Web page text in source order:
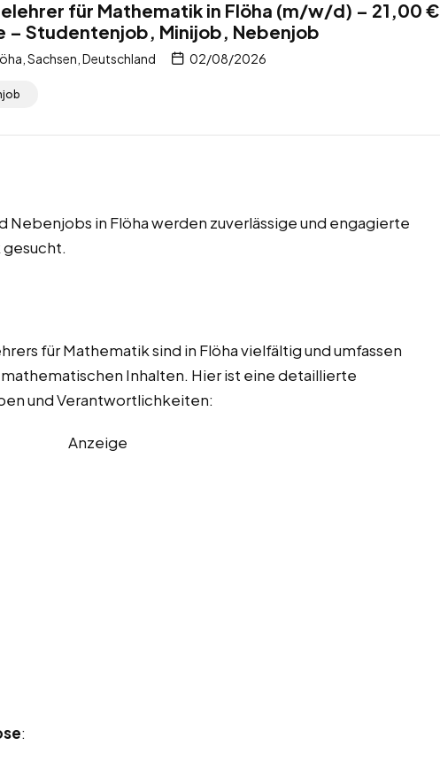
für Mathematik in Flöha (m/w/d) – 21,00 €
– Studentenjob, Minijob, Nebenjob
Sachsen, Deutschland 02/08/2026
Nebenjobs in Flöha werden zuverlässige und engagierte
für Mathematik sind in Flöha vielfältig und umfassen
Inhalten. Hier ist eine detaillierte
und Verantwortlichkeiten:
Anzeige
: